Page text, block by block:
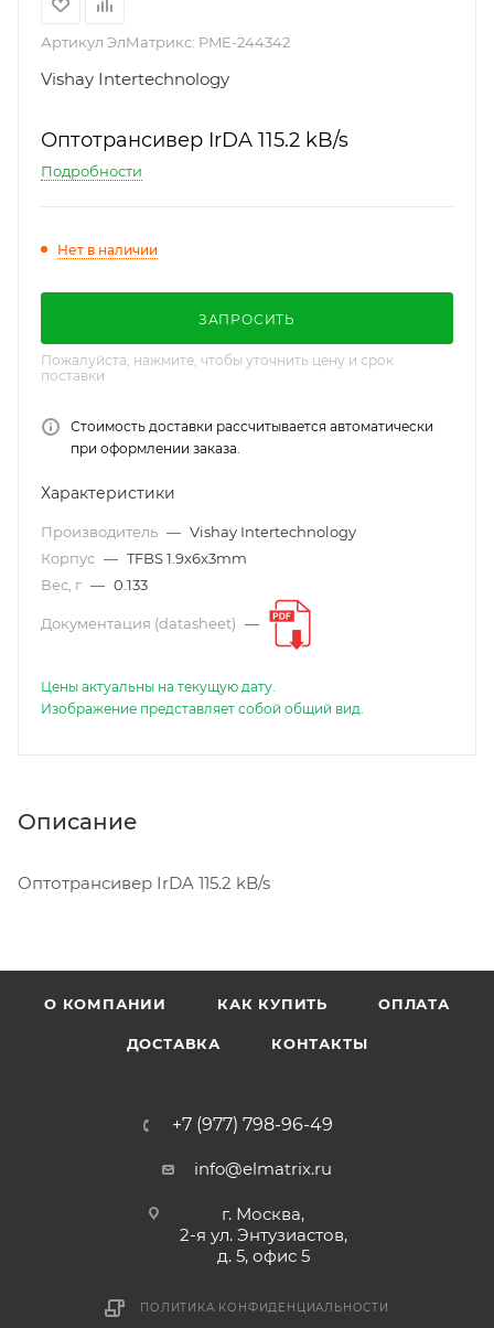
Артикул ЭлМатрикс: PME-244342
Vishay Intertechnology
Оптотрансивер IrDA 115.2 kB/s
Подробности
Нет в наличии
ЗАПРОСИТЬ
Пожалуйста, нажмите, чтобы уточнить цену и срок
поставки
Стоимость доставки рассчитывается автоматически
при оформлении заказа.
Характеристики
Производитель — Vishay Intertechnology
Корпус — TFBS 1.9x6x3mm
Вес, г — 0.133
Документация (datasheet) —
Цены актуальны на текущую дату.
Изображение представляет собой общий вид.
Описание
Оптотрансивер IrDA 115.2 kB/s
О КОМПАНИИ КАК КУПИТЬ ОПЛАТА
ДОСТАВКА КОНТАКТЫ
+7 (977) 798-96-49
info@elmatrix.ru
г. Москва,
2-я ул. Энтузиастов,
д. 5, офис 5
ПОЛИТИКА КОНФИДЕНЦИАЛЬНОСТИ